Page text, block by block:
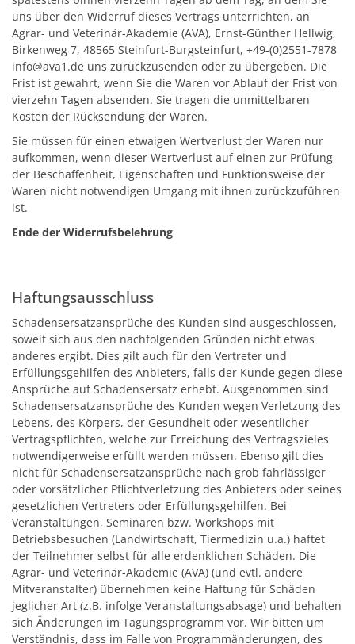
uns über den Widerruf dieses Vertrags unterrichten, an
Agrar- und Veterinär-Akademie (AVA), Ernst-Günther Hellwig,
Birkenweg 7, 48565 Steinfurt-Burgsteinfurt, +49-(0)2551-7878
info@ava1.de uns zurückzusenden oder zu übergeben. Die
Frist ist gewahrt, wenn Sie die Waren vor Ablauf der Frist von
vierzehn Tagen absenden. Sie tragen die unmittelbaren
Kosten der Rücksendung der Waren.
Sie müssen für einen etwaigen Wertverlust der Waren nur
aufkommen, wenn dieser Wertverlust auf einen zur Prüfung
der Beschaffenheit, Eigenschaften und Funktionsweise der
Waren nicht notwendigen Umgang mit ihnen zurückzuführen
ist.
Ende der Widerrufsbelehrung
Haftungsausschluss
Schadensersatzansprüche des Kunden sind ausgeschlossen,
soweit sich aus den nachfolgenden Gründen nicht etwas
anderes ergibt. Dies gilt auch für den Vertreter und
Erfüllungsgehilfen des Anbieters, falls der Kunde gegen diese
Ansprüche auf Schadensersatz erhebt. Ausgenommen sind
Schadensersatzansprüche des Kunden wegen Verletzung des
Lebens, des Körpers, der Gesundheit oder wesentlicher
Vertragspflichten, welche zur Erreichung des Vertragszieles
notwendigerweise erfüllt werden müssen. Ebenso gilt dies
nicht für Schadensersatzansprüche nach grob fahrlässiger
oder vorsätzlicher Pflichtverletzung des Anbieters oder seines
gesetzlichen Vertreters oder Erfüllungsgehilfen. Bei
Veranstaltungen, Seminaren bzw. Workshops mit
Betriebsbesuchen (Landwirtschaft, Tiermedizin u.a.) haftet
der Teilnehmer selbst für alle erdenklichen Schäden. Die
Agrar- und Veterinär-Akademie (AVA) (und evtl. andere
Mitveranstalter) übernehmen keine Haftung für Schäden
jeglicher Art (z.B. infolge Veranstaltungsabsage) und behalten
sich Änderungen im Tagungsprogramm vor. Wir bitten um
Verständnis, dass im Falle von Programmänderungen, des